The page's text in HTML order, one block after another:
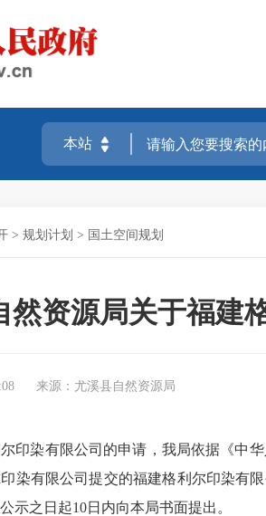
> 规划计划 > 国土空间规划
然资源局关于福建
来源：尤溪县自然资源局
染有限公司的申请，我局依据《中华
染有限公司提交的福建格利尔印染有
示之日起10日内向本局书面提出。